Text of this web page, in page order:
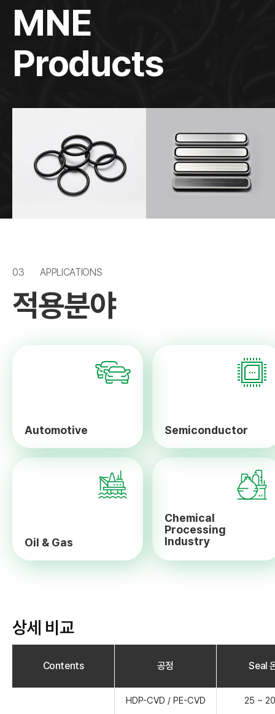
MNE
Products
03 APPLICATIONS
적용분야
Automotive Semiconductor
Oil & Gas
Chemical
Processing
Industry
상세 비교
Contents 공정 Seal
HDP-CVD / PE-CVD 25 ~